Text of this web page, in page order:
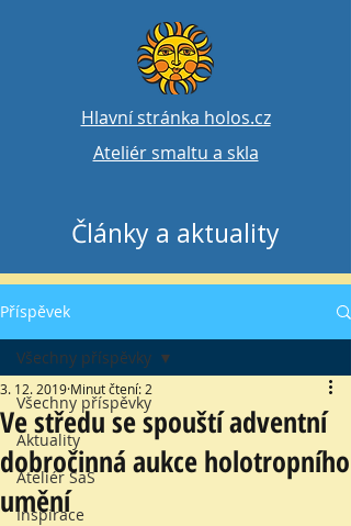
Hlavní stránka holos.cz
Ateliér smaltu a skla
Články a aktuality
Příspěvek
Všechny příspěvky
Aktuality
Ateliér SaS
Inspirace
Všechny příspěvky
Ve středu se spouští adventní
dobročinná aukce holotropního
umění
3. 12. 2019 Minut čtení: 2